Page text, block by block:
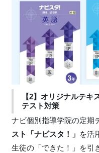
【2】オリジナルテキ
テスト対策
ナビ個別指導学院の定期
スト「ナビスタ！」 を活
生徒の「できた！」を引